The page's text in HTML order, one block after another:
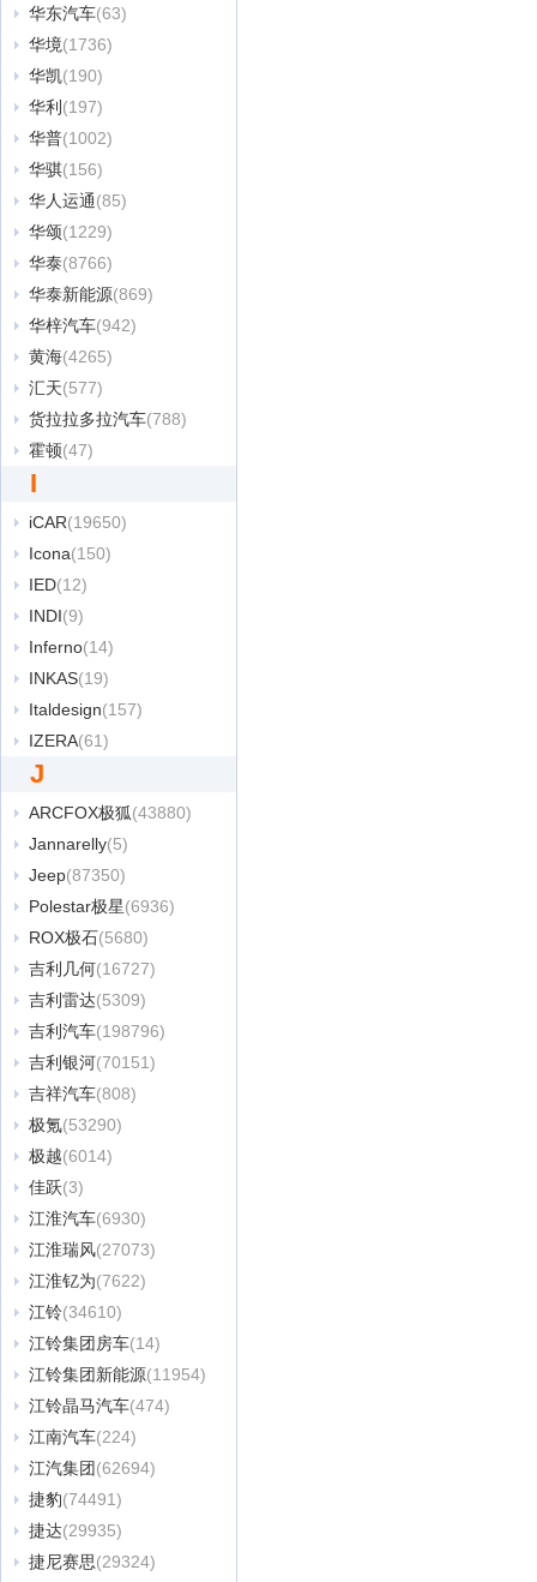
华东汽车(63)
华境(1736)
华凯(190)
华利 (197)
华普(1002)
华骐(156)
华人运通(85)
华颂(1229)
华泰(8766)
华泰新能源(869)
华梓汽车(942)
黄海(4265)
汇天(577)
货拉拉多拉汽车(788)
霍顿(47)
I
iCAR(19650)
Icona(150)
IED(12)
INDI(9)
Inferno(14)
INKAS(19)
Italdesign(157)
IZERA(61)
J
ARCFOX极狐(43880)
Jannarelly(5)
Jeep(87350)
Polestar极星(6936)
ROX极石(5680)
吉利几何(16727)
吉利雷达(5309)
吉利汽车(198796)
吉利银河(70151)
吉祥汽车(808)
极氪(53290)
极越(6014)
佳跃(3)
江淮汽车(6930)
江淮瑞风(27073)
江淮钇为(7622)
江铃(34610)
江铃集团房车(14)
江铃集团新能源(11954)
江铃晶马汽车(474)
江南汽车(224)
江汽集团(62694)
捷豹(74491)
捷达(29935)
捷尼赛思(29324)